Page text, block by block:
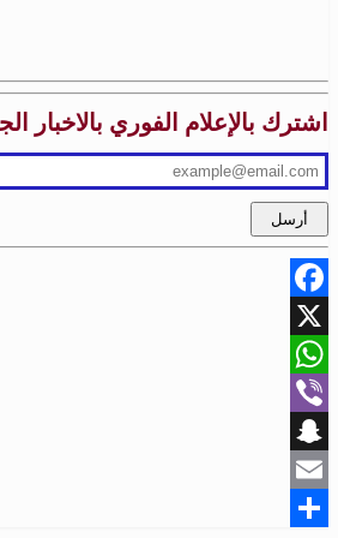
اشترك بالإعلام الفوري بالاخبار
Facebook
X
WhatsApp
Viber
Snapchat
Email